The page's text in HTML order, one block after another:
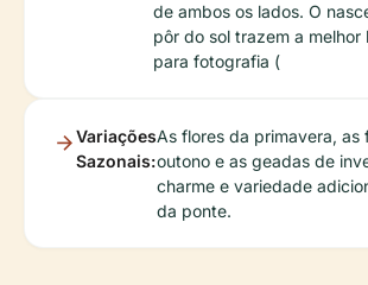
de ambos os lados. O
pôr do sol trazem a melhor
para fotografia (
Variações
Sazonais:
As flores da primavera, as
outono e as geadas de
charme e variedade
da ponte.